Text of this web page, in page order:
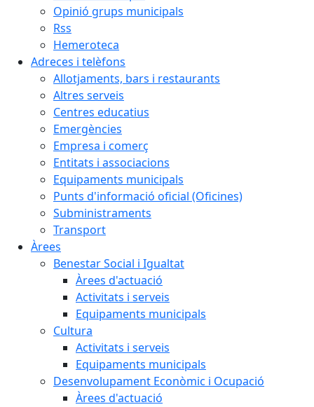
Opinió grups municipals
Rss
Hemeroteca
Adreces i telèfons
Allotjaments, bars i restaurants
Altres serveis
Centres educatius
Emergències
Empresa i comerç
Entitats i associacions
Equipaments municipals
Punts d'informació oficial (Oficines)
Subministraments
Transport
Àrees
Benestar Social i Igualtat
Àrees d'actuació
Activitats i serveis
Equipaments municipals
Cultura
Activitats i serveis
Equipaments municipals
Desenvolupament Econòmic i Ocupació
Àrees d'actuació